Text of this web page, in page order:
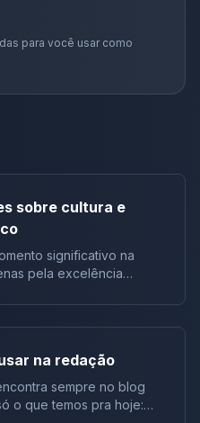
para você usar como
sobre cultura e
significativo na
pela excelência
ecoaram além do
discurso do renomado
sendo premiados em
Esses eventos
sociocultural para suas
é muito relevante.
na redação
sempre no blog
o que temos pra hoje: